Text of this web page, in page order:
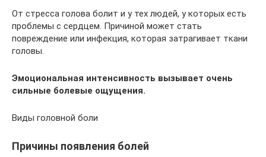
От стресса голова болит и у тех людей, у которых есть
проблемы с сердцем. Причиной может стать
повреждение или инфекция, которая затрагивает ткани
головы.
Эмоциональная интенсивность вызывает очень
сильные болевые ощущения.
Виды головной боли
Причины появления болей